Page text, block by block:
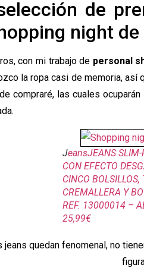
de
night
con mi trabajo de personal
la ropa casi de memoria, así
compraré, las cuales
JeansJEANS SLIM-
CON EFECTO
CINCO BOLSILLOS,
CREMALLERA Y
REF. 13000014 –
25,99€
jeans quedan fenomenal, no